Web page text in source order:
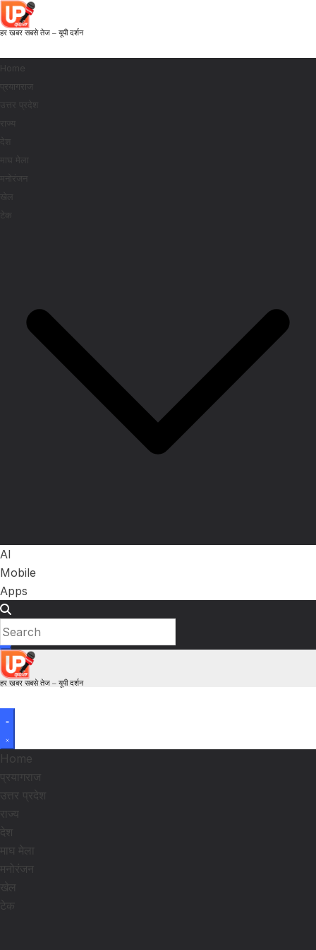
हर खबर सबसे तेज – यूपी दर्शन
Home
प्रयागराज
उत्तर प्रदेश
राज्य
देश
माघ मेला
मनोरंजन
खेल
टेक
AI
Mobile
Apps
हर खबर सबसे तेज – यूपी दर्शन
Home
प्रयागराज
उत्तर प्रदेश
राज्य
देश
माघ मेला
मनोरंजन
खेल
टेक